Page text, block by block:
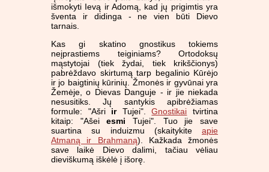
išmokyti Ievą ir Adomą, kad jų prigimtis yra
šventa ir didinga - ne vien būti Dievo
tarnais.
Kas gi skatino gnostikus tokiems
neįprastiems teiginiams? Ortodoksų
mąstytojai (tiek žydai, tiek krikščionys)
pabrėždavo skirtumą tarp begalinio Kūrėjo
ir jo baigtinių kūrinių. Žmonės ir gyvūnai yra
Žemėje, o Dievas Danguje - ir jie niekada
nesusitiks. Jų santykis apibrėžiamas
formule: "Ašri irTujei".Gnostikai tvirtina
kitaip: "Ašeiesmi Tujei". Tuo jie save
suartina su induizmu (skaitykite apie
Atmaną ir Brahmaną). Kažkada žmonės
save laikė Dievo dalimi, tačiau vėliau
dieviškumą iškėlė į išorę.